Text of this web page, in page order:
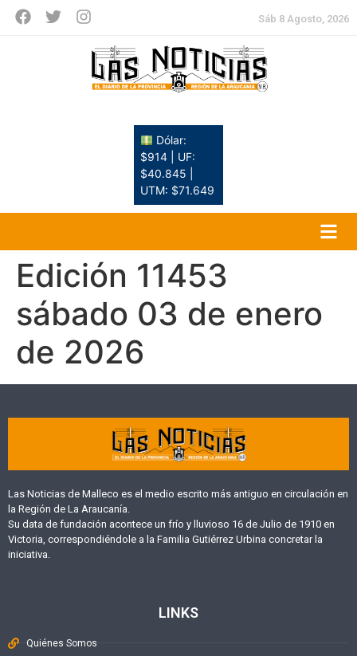
Sáb 8 Agosto, 2026
Dólar:
$914 | UF:
$40.845 |
UTM: $71.649
Edición 11453
sábado 03 de enero
de 2026
Las Noticias de Malleco es el medio escrito más antiguo en circulación en
la Región de La Araucanía.
Su data de fundación acontece un frío y lluvioso 16 de Julio de 1910 en
Victoria, correspondiéndole a la Familia Gutiérrez Urbina concretar la
iniciativa.
LINKS
Quiénes Somos